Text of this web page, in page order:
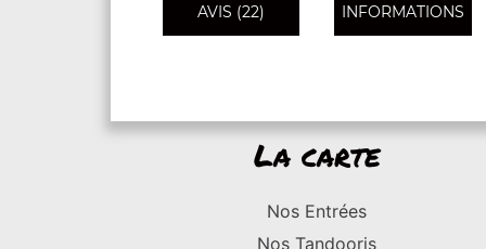
AVIS (22) INFORMATIONS
La carte
Nos Entrées
Nos Tandooris